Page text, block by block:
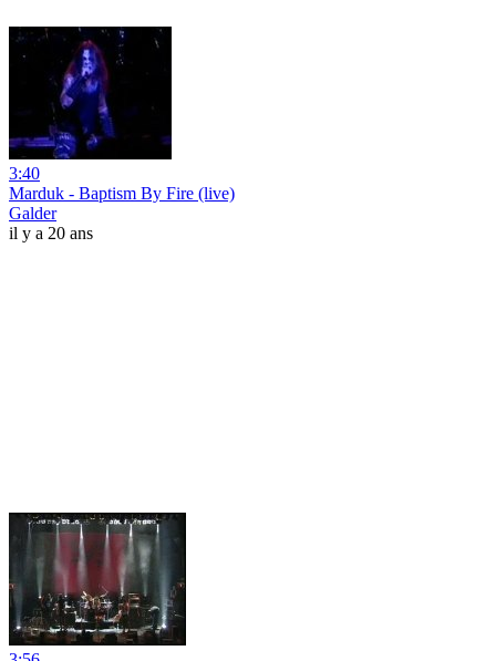
3:40
Marduk - Baptism By Fire (live)
Galder
il y a 20 ans